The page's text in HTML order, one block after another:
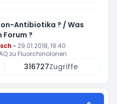
Antibiotika ? / Was
?
» 29.01.2018, 19:40
zu Fluorchinolonen
316727Zugriffe